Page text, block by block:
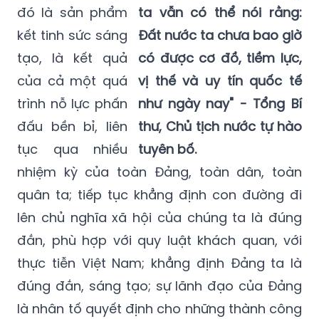
ta vẫn có thể nói rằng:
Đất nước ta chưa bao giờ
có được cơ đồ, tiềm lực,
vị thế và uy tín quốc tế
như ngày nay" - Tổng Bí
thư, Chủ tịch nước tự hào
tuyên bố.
đó là sản phẩm
kết tinh sức sáng
tạo, là kết quả
của cả một quá
trình nỗ lực phấn
đấu bền bỉ, liên
tục qua nhiều
nhiệm kỳ của toàn Đảng, toàn dân, toàn
quân ta; tiếp tục khẳng định con đường đi
lên chủ nghĩa xã hội của chúng ta là đúng
đắn, phù hợp với quy luật khách quan, với
thực tiễn Việt Nam; khẳng định Đảng ta là
đúng đắn, sáng tạo; sự lãnh đạo của Đảng
là nhân tố quyết định cho những thành công